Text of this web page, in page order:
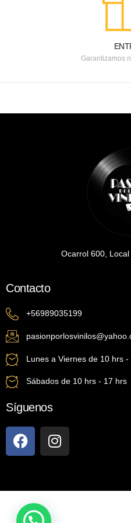
Garantizamos
Ocarrol 600,
Contacto
+56989035199
Lunes a Viernes de 10 hrs
Sábados de 10 hrs - 17 hrs
Síguenos